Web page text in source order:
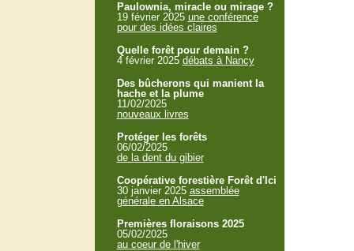
Paulownia, miracle ou mirage ?
19 février 2025 une conférence
pour des idées claires
Quelle forêt pour demain ?
4 février 2025 débats à Nancy
Des bûcherons qui manient la
hache et la plume
11/02/2025
nouveaux livres
Protéger les forêts
06/02/2025
de la dent du gibier
Coopérative forestière Forêt d'Ici
30 janvier 2025 assemblée
générale en Alsace
Premières floraisons 2025
05/02/2025
au coeur de l'hiver